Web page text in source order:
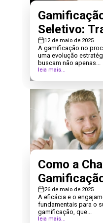
Seletivo:
12 de maio de 2025
A gamificação no
uma evolução
buscam não apenas...
leia mais...
Como a
e26 de maio de 2025
A eficácia e o
fundamentais para o
gamificação, que...
leia mais...